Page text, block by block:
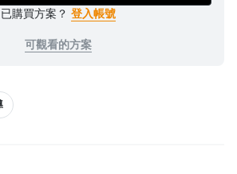
已購買方案？ 登入帳號
可觀看的方案